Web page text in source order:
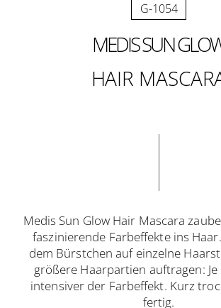
G-1054
MEDIS SUN
HAIR
Medis Sun Glow Hair Mascara
faszinierende Farbeffekte ins
dem Bürstchen auf einzelne
größere Haarpartien auftragen:
intensiver der Farbeffekt. Kurz
fertig.